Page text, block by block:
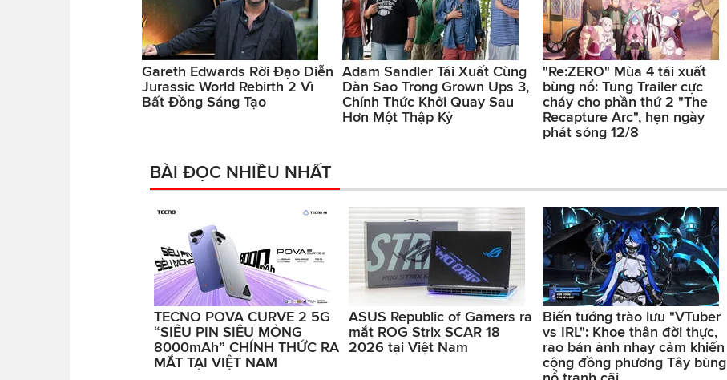
Gareth Edwards Rời Đạo Diễn
Jurassic World Rebirth 2 Vì
Bất Đồng Sáng Tạo
Adam Sandler Tái Xuất Cùng
Dàn Sao Trong Grown Ups 3,
Chính Thức Khởi Quay Sau
Hơn Một Thập Kỷ
"Re:ZERO" Mùa 4 tái xuất
bùng nổ: Tung Trailer cực
cháy cho phần thứ 2 "The
Recapture Arc", hẹn ngày
phát sóng 12/8
BÀI ĐỌC NHIỀU NHẤT
TECNO POVA CURVE 2 5G
“SIÊU PIN SIÊU MỎNG
8000mAh” CHÍNH THỨC RA
MẮT TẠI VIỆT NAM
ASUS Republic of Gamers ra
mắt ROG Strix SCAR 18
2026 tại Việt Nam
Biến tướng trào lưu "VTuber
vs IRL": Khoe thân đời thực,
rao bán ảnh nhạy cảm khiến
cộng đồng phương Tây bùng